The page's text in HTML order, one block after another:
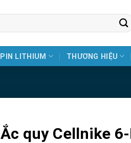
PIN LITHIUM THƯƠNG HIỆU
Ắc quy Cellnike